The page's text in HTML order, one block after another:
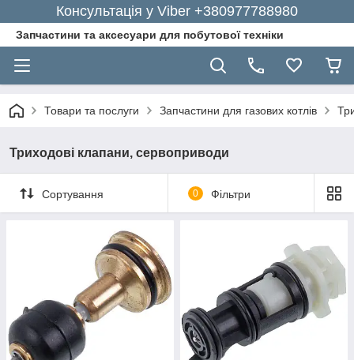
Консультація у Viber +380977788980
Запчастини та аксесуари для побутової техніки
Товари та послуги Запчастини для газових котлів
Триходові клапани, сервоприводи
Сортування 0 Фільтри